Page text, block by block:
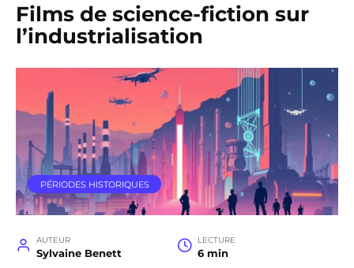
Films de science-fiction sur
l’industrialisation
PÉRIODES HISTORIQUES
AUTEUR
Sylvaine Benett
LECTURE
6 min